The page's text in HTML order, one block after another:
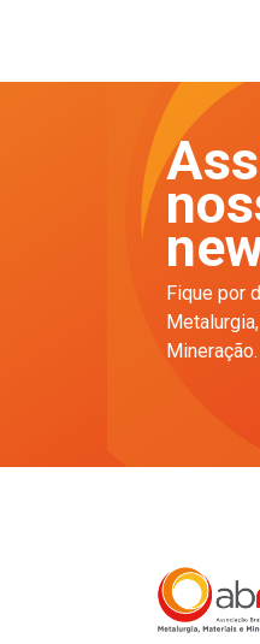
Fique por
Mineração.